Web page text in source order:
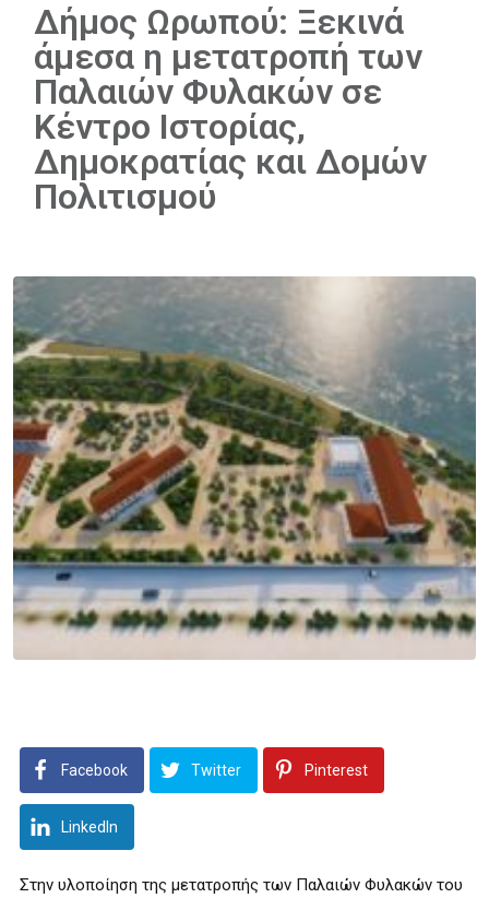
Δήμος Ωρωπού: Ξεκινά
άμεσα η μετατροπή των
Παλαιών Φυλακών σε
Κέντρο Ιστορίας,
Δημοκρατίας και Δομών
Πολιτισμού
Facebook Twitter Pinterest
LinkedIn
Στην υλοποίηση της μετατροπής των Παλαιών Φυλακών του